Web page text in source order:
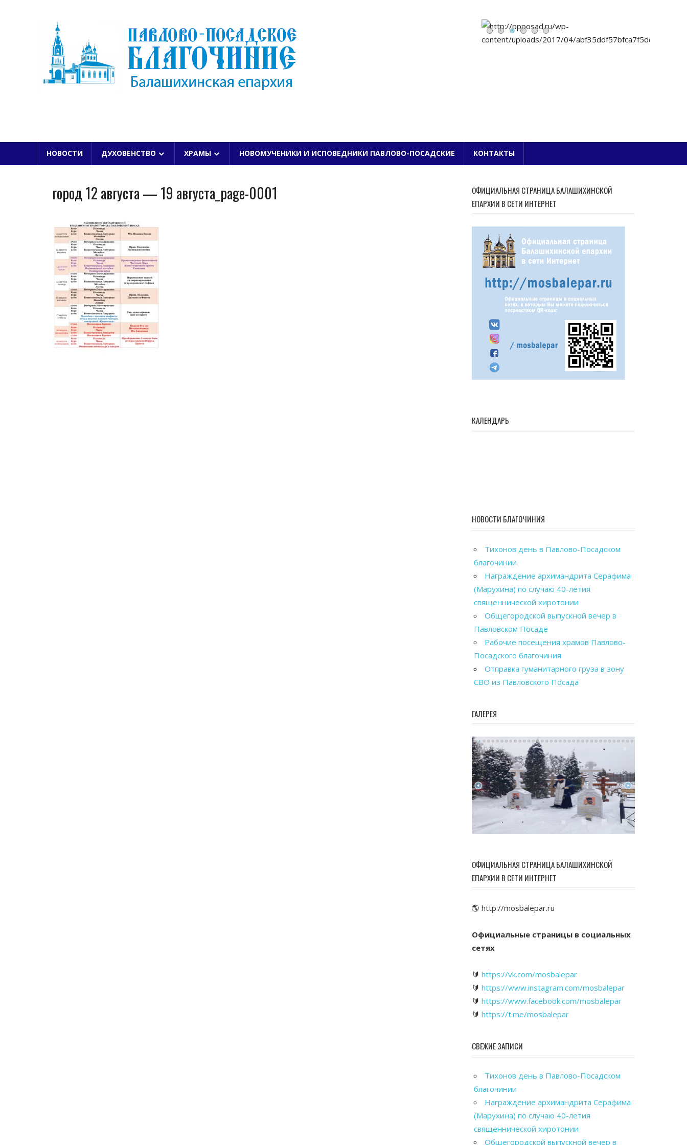
ПАВЛОВО-ПОСАДСКОЕ БЛАГОЧИНИЕ
НОВОСТИ ДУХОВЕНСТВО ХРАМЫ НОВОМУЧЕНИКИ И ИСПОВЕДНИКИ ПАВЛОВО-ПОСАДСКИЕ КОНТАКТЫ
город 12 августа — 19 августа_page-0001
ОФИЦИАЛЬНАЯ СТРАНИЦА БАЛАШИХИНСКОЙ
ЕПАРХИИ В СЕТИ ИНТЕРНЕТ
КАЛЕНДАРЬ
НОВОСТИ БЛАГОЧИНИЯ
Тихонов день в Павлово-Посадском
благочинии
Награждение архимандрита Серафима
(Марухина) по случаю 40-летия
священнической хиротонии
Общегородской выпускной вечер в
Павловском Посаде
Рабочие посещения храмов Павлово-
Посадского благочиния
Отправка гуманитарного груза в зону
СВО из Павловского Посада
ГАЛЕРЕЯ
ОФИЦИАЛЬНАЯ СТРАНИЦА БАЛАШИХИНСКОЙ
ЕПАРХИИ В СЕТИ ИНТЕРНЕТ
🌎 http://mosbalepar.ru
Официальные страницы в социальных
сетях
🔰 https://vk.com/mosbalepar
🔰 https://www.instagram.com/mosbalepar
🔰 https://www.facebook.com/mosbalepar
🔰 https://t.me/mosbalepar
СВЕЖИЕ ЗАПИСИ
Тихонов день в Павлово-Посадском
благочинии
Награждение архимандрита Серафима
(Марухина) по случаю 40-летия
священнической хиротонии
Общегородской выпускной вечер в